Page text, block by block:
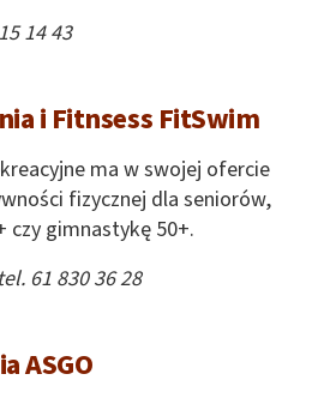
14 43
i Fitnsess FitSwim
ma w swojej ofercie
fizycznej dla seniorów,
czy gimnastykę 50+.
61 830 36 28
ASGO